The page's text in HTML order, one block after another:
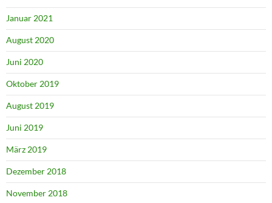
Januar 2021
August 2020
Juni 2020
Oktober 2019
August 2019
Juni 2019
März 2019
Dezember 2018
November 2018